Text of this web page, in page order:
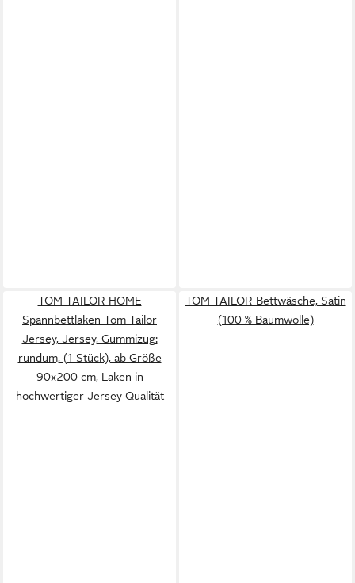
TOM TAILOR HOME
Spannbettlaken Tom Tailor
Jersey, Jersey, Gummizug:
rundum, (1 Stück), ab Größe
90x200 cm, Laken in
hochwertiger Jersey Qualität
TOM TAILOR Bettwäsche, Satin
(100 % Baumwolle)